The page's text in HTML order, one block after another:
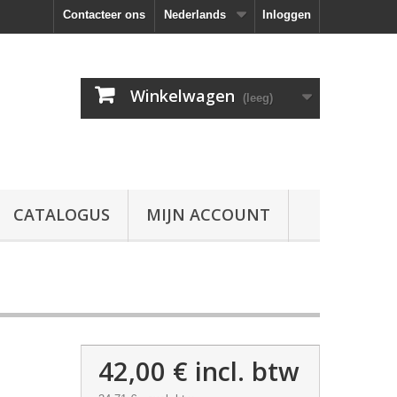
Inloggen
Nederlands
Contacteer ons
Winkelwagen (leeg)
CATALOGUS MIJN ACCOUNT
42,00 € incl. btw